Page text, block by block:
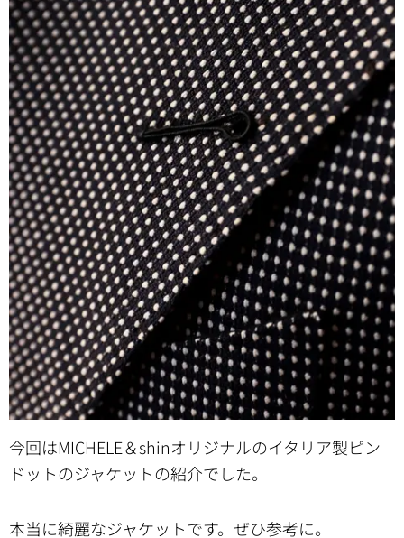
今回はMICHELE＆shinオリジナルのイタリア製ピン
ドットのジャケットの紹介でした。
本当に綺麗なジャケットです。ぜひ参考に。